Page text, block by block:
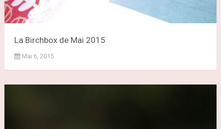
La Birchbox de Mai 2015
Mai 6, 2015